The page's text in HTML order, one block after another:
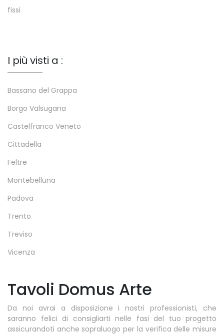
fissi
I più visti a :
Bassano del Grappa
Borgo Valsugana
Castelfranco Veneto
Cittadella
Feltre
Montebelluna
Padova
Trento
Treviso
Vicenza
Tavoli Domus Arte
Da noi avrai a disposizione i nostri professionisti, che
saranno felici di consigliarti nelle fasi del tuo progetto
assicurandoti anche sopraluogo per la verifica delle misure